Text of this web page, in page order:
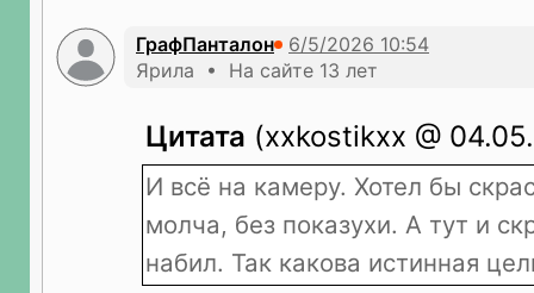
ГрафПанталон
Ярила • На сайте 13 лет
Цитата (xxkostikxx @
И всё на камеру. Хотел бы
молча, без показухи. А тут и
набил. Так какова истинная